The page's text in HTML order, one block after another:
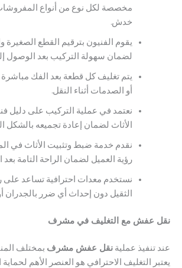
مخصصة لكل نوع من أنواع المفروشات
يقوم الفنيون بترقيم القطع الصغيرة والأجزاء
لضمان سهولة التركيب بعد الوصول إلى
يتم تغليف كل قطعة بعد الفك مباشرة لحمايتها
أو الصدمات أثناء النقل.
نعتمد في عملية التركيب على دليل فني خاص
الأثاث لضمان إعادة تجميعه بالشكل الصحيح
نقدم خدمة ضبط وتثبيت الأثاث في المكان
رؤية العميل لضمان الراحة التامة بعد النقل.
نستخدم معدات احترافية تساعد على رفع
الثقيل دون إحداث أي ضرر بالجدران أو
مع التغليف في مشرف
عمليةنقل عفش مشرفبمختلف المناطق
التغليف الاحترافي هو العنصر الأهم لحماية الأثاث